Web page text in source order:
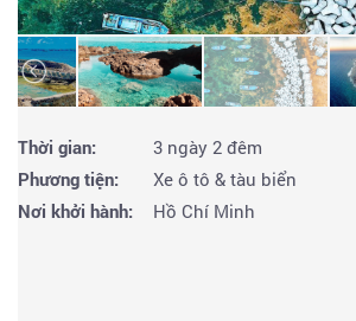
Thời gian:
3 ngày 2 đêm
Phương tiện:
Xe ô tô & tàu biển
Nơi khởi hành:
Hồ Chí Minh